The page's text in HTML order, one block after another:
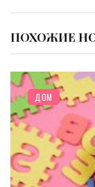
ПОХОЖИЕ
ДОМ